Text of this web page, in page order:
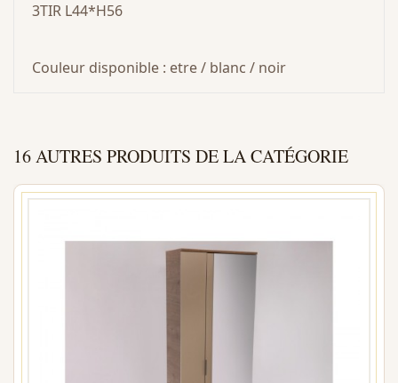
3TIR L44*H56
Couleur disponible : etre / blanc / noir
16 AUTRES PRODUITS DE LA CATÉGORIE